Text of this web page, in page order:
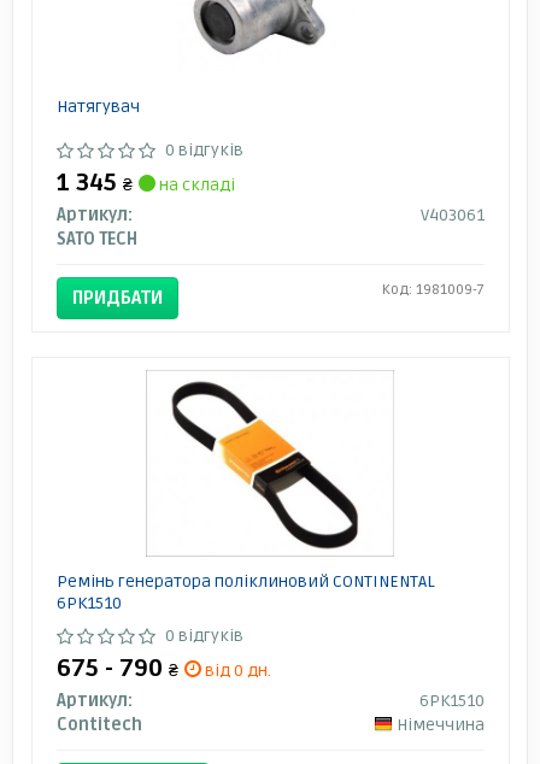
Натягувач
0 відгуків
1 345 ₴
на складі
Артикул:
V403061
SATO TECH
ПРИДБАТИ Код: 1981009-7
Ремінь генератора поліклиновий CONTINENTAL
6PK1510
0 відгуків
675 - 790 ₴
від 0 дн.
Артикул:
6PK1510
Contitech
Німеччина